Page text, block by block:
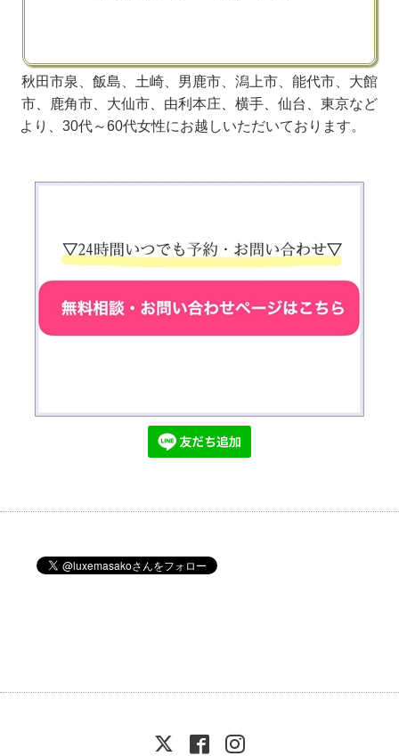
秋田市泉、飯島、土崎、男鹿市、潟上市、能代市、大館
市、鹿角市、大仙市、由利本庄、横手、仙台、東京など
より、30代～60代女性にお越しいただいております。